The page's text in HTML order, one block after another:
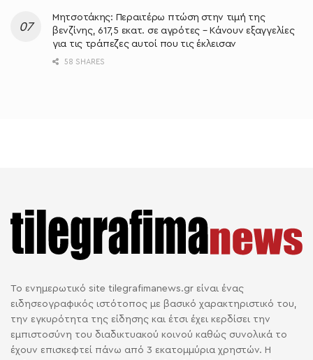
Μητσοτάκης: Περαιτέρω πτώση στην τιμή της
βενζίνης, 617,5 εκατ. σε αγρότες – Κάνουν εξαγγελίες
για τις τράπεζες αυτοί που τις έκλεισαν
58 SHARES
Το ενημερωτικό site tilegrafimanews.gr είναι ένας
ειδησεογραφικός ιστότοπος με βασικό χαρακτηριστικό του,
την εγκυρότητα της είδησης και έτσι έχει κερδίσει την
εμπιστοσύνη του διαδικτυακού κοινού καθώς συνολικά το
έχουν επισκεφτεί πάνω από 3 εκατομμύρια χρηστών. Η